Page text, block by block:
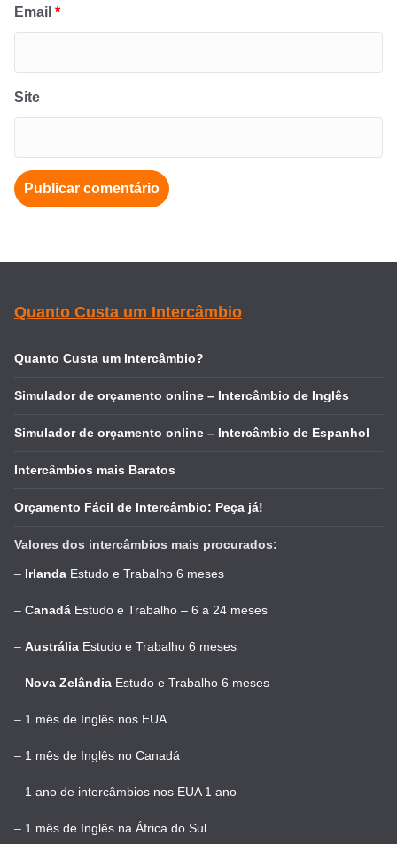
Email *
Site
Quanto Custa um Intercâmbio
Quanto Custa um Intercâmbio?
Simulador de orçamento online – Intercâmbio de Inglês
Simulador de orçamento online – Intercâmbio de Espanhol
Intercâmbios mais Baratos
Orçamento Fácil de Intercâmbio: Peça já!
Valores dos intercâmbios mais procurados:
– Irlanda Estudo e Trabalho 6 meses
– Canadá Estudo e Trabalho – 6 a 24 meses
– Austrália Estudo e Trabalho 6 meses
– Nova Zelândia Estudo e Trabalho 6 meses
– 1 mês de Inglês nos EUA
– 1 mês de Inglês no Canadá
– 1 ano de intercâmbios nos EUA 1 ano
– 1 mês de Inglês na África do Sul